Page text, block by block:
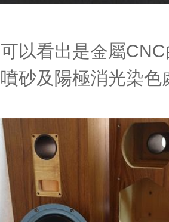
以看出是金屬
砂及陽極消光染